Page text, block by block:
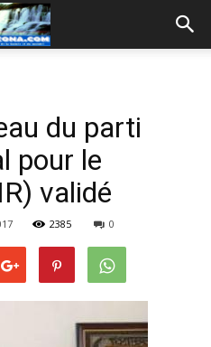
du parti
pour le
validé
2385 0